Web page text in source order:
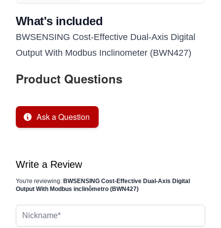
What's included
BWSENSING Cost-Effective Dual-Axis Digital
Output With Modbus Inclinometer (BWN427)
Product Questions
Ask a Question
Write a Review
You're reviewing: BWSENSING Cost-Effective Dual-Axis Digital
Output With Modbus inclinômetro (BWN427)